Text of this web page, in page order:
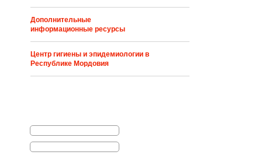
Дополнительные
информационные ресурсы
Центр гигиены и эпидемиологии в
Республике Мордовия